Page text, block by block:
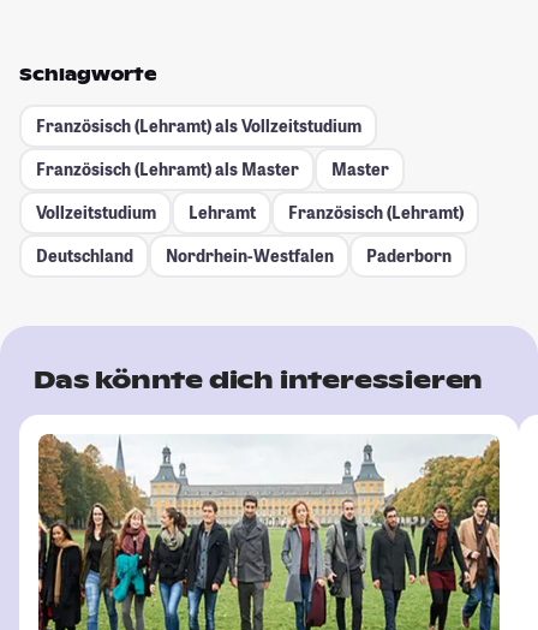
Schlagworte
Französisch (Lehramt) als Vollzeitstudium
Französisch (Lehramt) als Master
Master
Vollzeitstudium
Lehramt
Französisch (Lehramt)
Deutschland
Nordrhein-Westfalen Paderborn
Das könnte dich interessieren